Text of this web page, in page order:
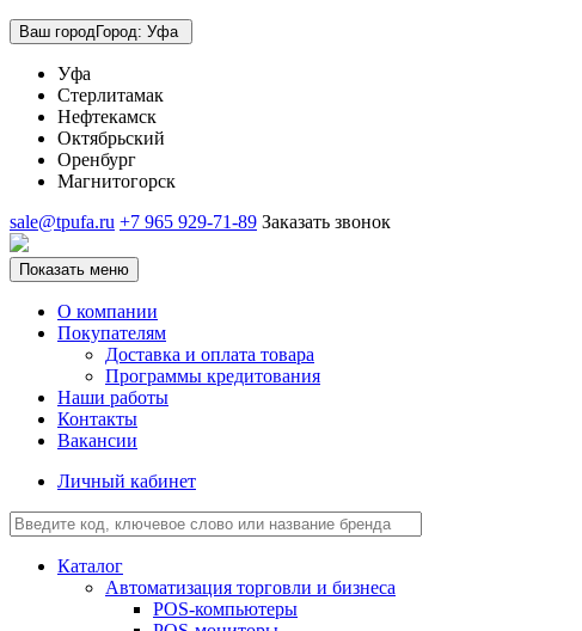
Ваш городГород: Уфа
Уфа
Стерлитамак
Нефтекамск
Октябрьский
Оренбург
Магнитогорск
sale@tpufa.ru +7 965 929-71-89 Заказать звонок
Показать меню
О компании
Покупателям
Доставка и оплата товара
Программы кредитования
Наши работы
Контакты
Вакансии
Личный кабинет
Каталог
Автоматизация торговли и бизнеса
POS-компьютеры